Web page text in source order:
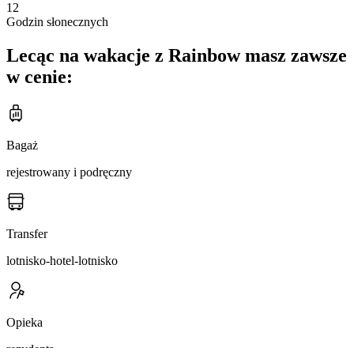
12
Godzin słonecznych
Lecąc na wakacje z Rainbow masz zawsze
w cenie:
Bagaż
rejestrowany i podręczny
Transfer
lotnisko-hotel-lotnisko
Opieka